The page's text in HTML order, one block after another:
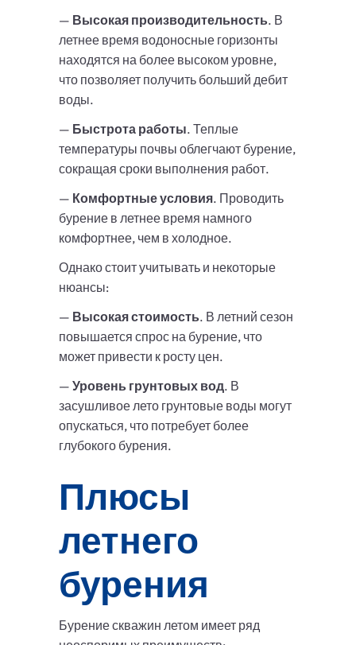
— Высокая производительность. В
летнее время водоносные горизонты
находятся на более высоком уровне,
что позволяет получить больший дебит
воды.
— Быстрота работы. Теплые
температуры почвы облегчают бурение,
сокращая сроки выполнения работ.
— Комфортные условия. Проводить
бурение в летнее время намного
комфортнее, чем в холодное.
Однако стоит учитывать и некоторые
нюансы:
— Высокая стоимость. В летний сезон
повышается спрос на бурение, что
может привести к росту цен.
— Уровень грунтовых вод. В
засушливое лето грунтовые воды могут
опускаться, что потребует более
глубокого бурения.
Плюсы
летнего
бурения
Бурение скважин летом имеет ряд